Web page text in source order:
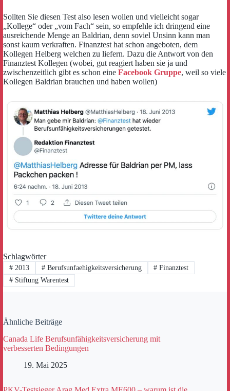
Sollten Sie diesen Test also lesen wollen und vielleicht sogar
„Kollege“ oder „vom Fach“ sein, so empfehle ich dringend eine
ausreichende Menge an Baldrian, denn soviel Unsinn kann man
sonst kaum verkraften. Finanztest hat schon angeboten, dem
Kollegen Helberg welchen zu liefern. Dazu die Antwort von den
Finanztest Kollegen (wobei, gut reagiert haben sie ja und
zwischenzeitlich gibt es schon eine Facebook Gruppe, weil so viele
Kollegen Baldrian brauchen und haben wollen)
Schlagwörter
#2013 #Berufsunfaehigkeitsversicherung # Finanztest
#Stiftung Warentest
Ähnliche Beiträge
Canada Life Berufsunfähigkeitsversicherung mit
verbesserten Bedingungen
19. Mai 2025